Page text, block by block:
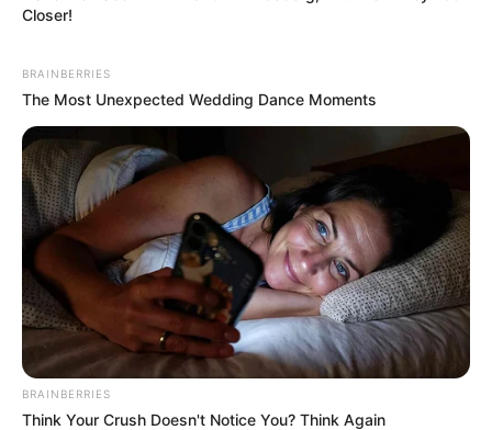
Le rendement de distance associé à sa configuration du
mission paraît donc très compliquée.
12 IN LOVE REGLISSE
Cette sortie sert principalement de préparation à un
objectif futur sous la selle. En complément, il restera ferré
tout en partant au second échelon. Dans ces conditions, sa
candidature inspire peu de confiance.
MEILLEURES OFFRES DE LA SEMAINE !
Analyse du Spécial Tocard du Jour Junon des
Roses (1) : une candidature crédible pour
Closer!
BRAINBERRIES
The Most Unexpected Wedding Dance Moments
BRAINBERRIES
Think Your Crush Doesn't Notice You? Think Again